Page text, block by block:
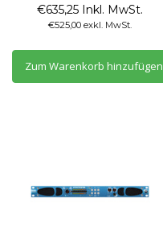
€635,25 Inkl. MwSt.
€525,00 exkl. MwSt.
Zum Warenkorb hinzufügen